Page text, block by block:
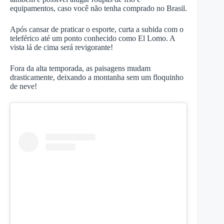
equipamentos, caso você não tenha comprado no Brasil.
Após cansar de praticar o esporte, curta a subida com o
teleférico até um ponto conhecido como El Lomo. A
vista lá de cima será revigorante!
Fora da alta temporada, as paisagens mudam
drasticamente, deixando a montanha sem um floquinho
de neve!